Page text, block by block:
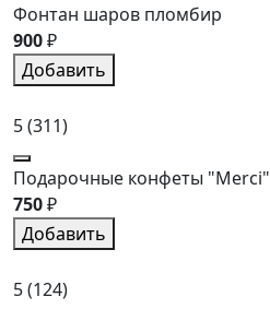
Фонтан шаров пломбир
900₽
Добавить
5(311)
Подарочные конфеты "Merci"
750₽
Добавить
5(124)